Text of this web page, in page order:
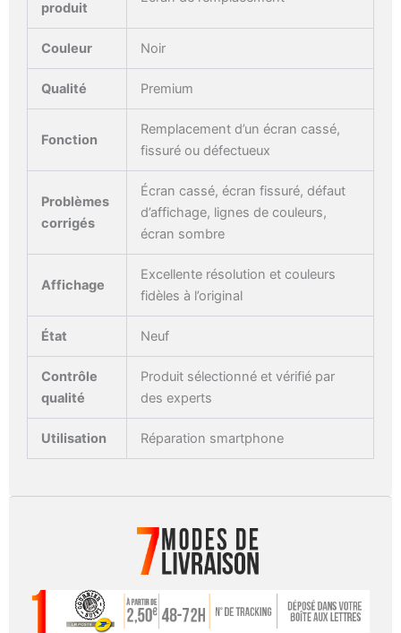
produit
Couleur Noir
Qualité Premium
Fonction
Remplacement d’un écran cassé,
fissuré ou défectueux
Problèmes
corrigés
Écran cassé, écran fissuré, défaut
d’affichage, lignes de couleurs,
écran sombre
Affichage
Excellente résolution et couleurs
fidèles à l’original
État Neuf
Contrôle
qualité
Produit sélectionné et vérifié par
des experts
Utilisation Réparation smartphone